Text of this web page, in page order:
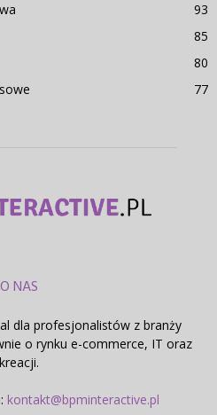
93
85
80
77
O NAS
dla profesjonalistów z branży
o rynku e-commerce, IT oraz
kreacji.
kontakt@bpminteractive.pl